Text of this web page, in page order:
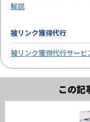
解説
被リンク獲得代行
被リンク獲得代行サー
この記